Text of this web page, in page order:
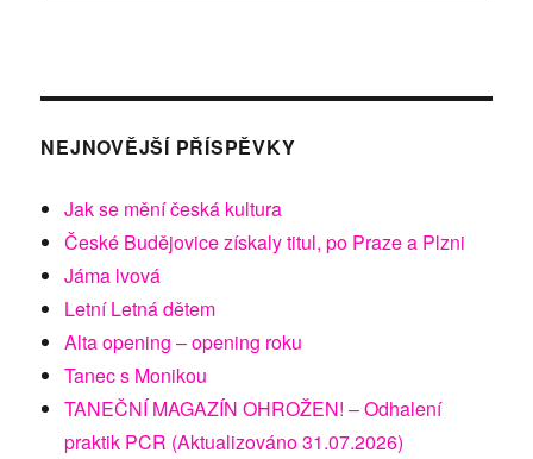
NEJNOVĚJŠÍ PŘÍSPĚVKY
Jak se mění česká kultura
České Budějovice získaly titul, po Praze a Plzni
Jáma lvová
Letní Letná dětem
Alta opening – opening roku
Tanec s Monikou
TANEČNÍ MAGAZÍN OHROŽEN! – Odhalení
praktik PCR (Aktualizováno 31.07.2026)